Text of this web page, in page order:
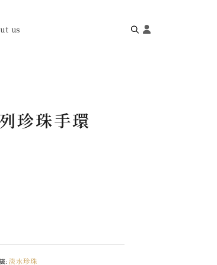
us
珍珠手環
:淡水珍珠